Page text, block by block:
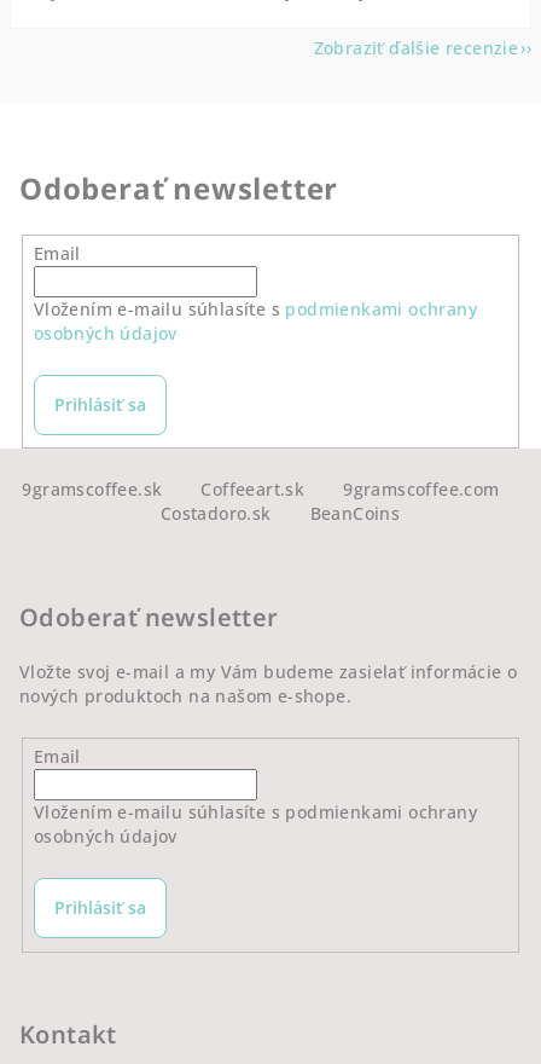
Zobraziť ďalšie recenzie
Odoberať newsletter
Email
Vložením e-mailu súhlasíte s podmienkami ochrany
osobných údajov
Prihlásiť sa
9gramscoffee.sk Coffeeart.sk
9gramscoffee.com
Costadoro.sk
BeanCoins
Odoberať newsletter
Vložte svoj e-mail a my Vám budeme zasielať informácie o
nových produktoch na našom e-shope.
Email
Vložením e-mailu súhlasíte s podmienkami ochrany
osobných údajov
Prihlásiť sa
Kontakt